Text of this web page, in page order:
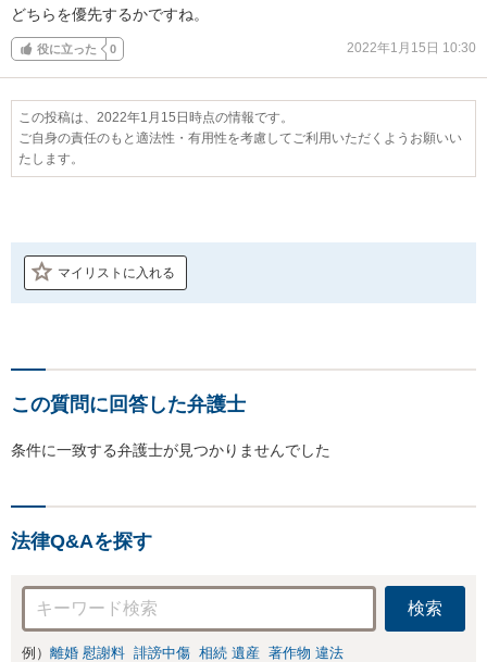
どちらを優先するかですね。
役に立った 0 2022年1月15日 10:30
この投稿は、2022年1月15日時点の情報です。
ご自身の責任のもと適法性・有用性を考慮してご利用いただくようお願いい
たします。
マイリストに入れる
この質問に回答した弁護士
条件に一致する弁護士が見つかりませんでした
法律Q&Aを探す
検索
例） 離婚 慰謝料 誹謗中傷 相続 遺産 著作物 違法